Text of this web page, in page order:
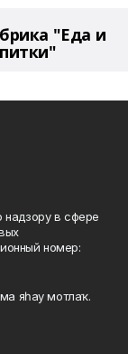
"Еда и
надзору в сфере
номер:
яһау мотлаҡ.